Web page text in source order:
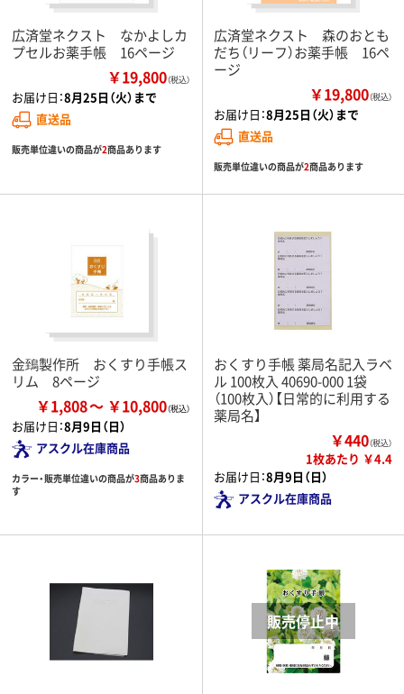
広済堂ネクスト なかよしカ
プセルお薬手帳 16ページ
￥19,800（税込）
お届け日：8月25日（火）まで
直送品
販売単位違いの商品が2商品あります
広済堂ネクスト 森のおとも
だち（リーフ）お薬手帳 16ペ
ージ
￥19,800（税込）
お届け日：8月25日（火）まで
直送品
販売単位違いの商品が2商品あります
金鵄製作所 おくすり手帳ス
リム 8ページ
￥1,808 ￥10,800
お届け日：8月9日（日）
アスクル在庫商品
カラー・販売単位違いの商品が3商品ありま
す
おくすり手帳 薬局名記入ラベ
ル 100枚入 40690-000 1袋
（100枚入）【日常的に利用する
薬局名】
￥440（税込）
1枚あたり ￥4.4
お届け日：8月9日（日）
アスクル在庫商品